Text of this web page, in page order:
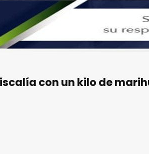
con un kilo de